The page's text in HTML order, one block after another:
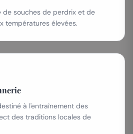
de souches de perdrix et de
températures élevées.
à l'entraînement des
des traditions locales de